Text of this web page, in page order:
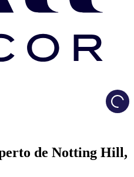
de Notting Hill,